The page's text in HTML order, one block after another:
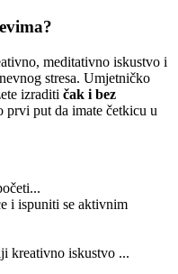
meditativno iskustvo i
stresa. Umjetničko
izraditi čak i bez
prvi put da imate četkicu u
i ispuniti se aktivnim
kreativno iskustvo ...